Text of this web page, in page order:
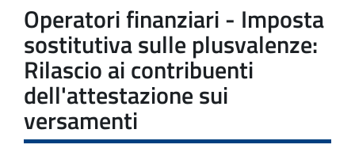
Operatori finanziari - Imposta
sostitutiva sulle plusvalenze:
Rilascio ai contribuenti
dell'attestazione sui
versamenti